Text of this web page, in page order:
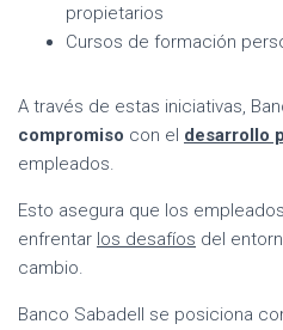
propietarios
Cursos de formación
A través de estas iniciativas,
compromiso con el desarrollo
empleados.
Esto asegura que los
enfrentar los desafíos del
cambio.
Banco Sabadell se posiciona